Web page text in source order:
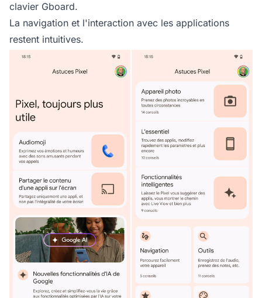
clavier Gboard.
La navigation et l'interaction avec les applications
restent intuitives.